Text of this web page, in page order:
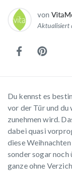
von
Aktualisiert
Du kennst es
vor der Tür und du
zunehmen wird.
dabei quasi
diese
sonder sogar noch
ganze ohne